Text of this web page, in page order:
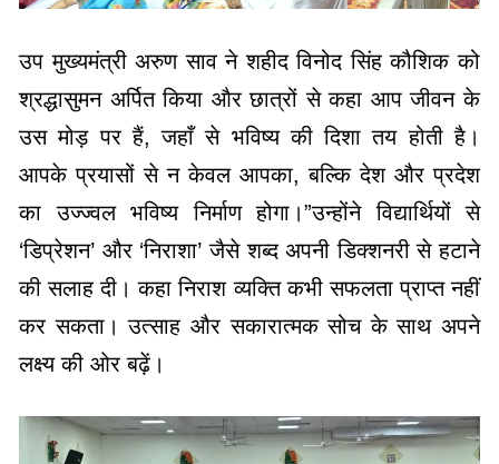
उप मुख्यमंत्री अरुण साव ने शहीद विनोद सिंह कौशिक को
श्रद्धासुमन अर्पित किया और छात्रों से कहा आप जीवन के
उस मोड़ पर हैं, जहाँ से भविष्य की दिशा तय होती है।
आपके प्रयासों से न केवल आपका, बल्कि देश और प्रदेश
का उज्ज्वल भविष्य निर्माण होगा।”उन्होंने विद्यार्थियों से
‘डिप्रेशन’ और ‘निराशा’ जैसे शब्द अपनी डिक्शनरी से हटाने
की सलाह दी। कहा निराश व्यक्ति कभी सफलता प्राप्त नहीं
कर सकता। उत्साह और सकारात्मक सोच के साथ अपने
लक्ष्य की ओर बढ़ें।